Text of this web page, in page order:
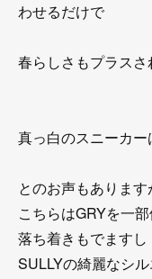
わせるだけで
春らしさもプラスさ
真っ白のスニーカー
とのお声もあります
こちらはGRYを一
落ち着きもでますし
SULLYの綺麗なシ